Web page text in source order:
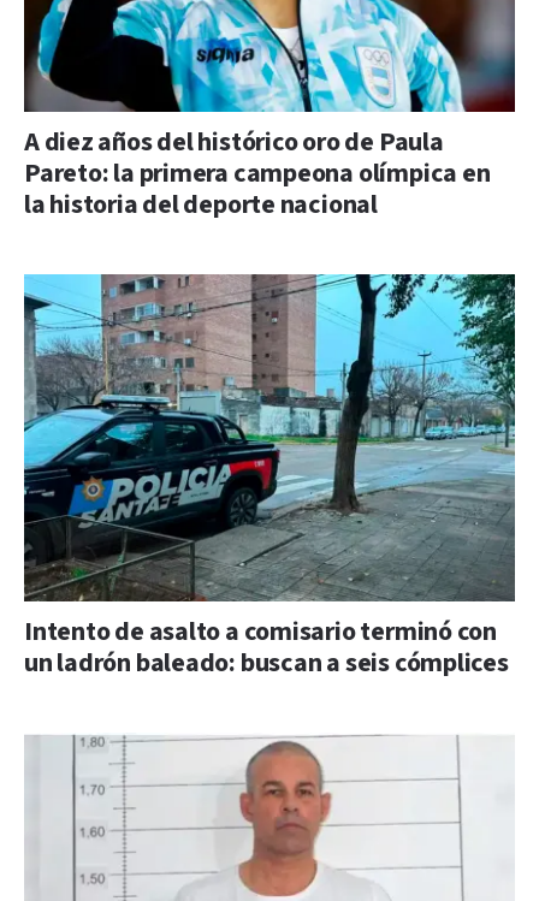
A diez años del histórico oro de Paula
Pareto: la primera campeona olímpica en
la historia del deporte nacional
Intento de asalto a comisario terminó con
un ladrón baleado: buscan a seis cómplices